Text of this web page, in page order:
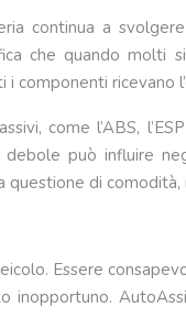
continua a
che quando molti
ricevano
come l’ABS,
può influire
di comodità,
Essere
inopportuno.